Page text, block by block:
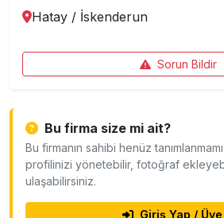
Hatay / İskenderun
Sorun Bildir
Bu firma size mi ait?
Bu firmanın sahibi henüz
profilinizi yönetebilir, fotoğraf
ulaşabilirsiniz.
Giriş Yap / Üye